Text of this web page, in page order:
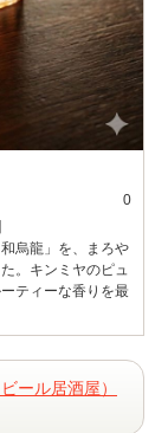
0
烏龍」を、まろや
。キンミヤのピュ
ティーな香りを最
ール居酒屋）